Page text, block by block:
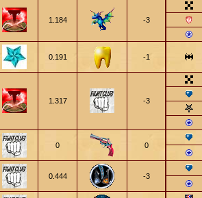
1.184 -3
0.191 -1
1.317 -3
0 0
0.444 -3